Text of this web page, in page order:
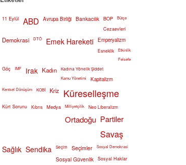
11 Eylül ABD Avrupa Birliği Bankacılık BOP Bütçe
Cezaevleri
Demokrasi DTÖ Emek Hareketi Emperyalizm
Esneklik
Etkinlik
Felsefe
Göç IMF Irak Kadın
Kadına Yönelik Şiddet
Kamu Yönetimi
Kapitalizm
Kentsel Dönüşüm KOBİ Kriz Küreselleşme
Kürt Sorunu Kıbrıs Medya Milliyetçilik Neo Liberalizm
Ortadoğu Partiler
Savaş
Sağlık Sendika Seçim Seçimler Sosyal Demokrasi
Sosyal Güvenlik Sosyal Haklar